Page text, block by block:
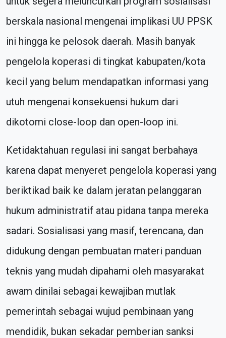
berskala nasional mengenai implikasi UU PPSK
ini hingga ke pelosok daerah. Masih banyak
pengelola koperasi di tingkat kabupaten/kota
kecil yang belum mendapatkan informasi yang
utuh mengenai konsekuensi hukum dari
dikotomi close-loop dan open-loop ini.
Ketidaktahuan regulasi ini sangat berbahaya
karena dapat menyeret pengelola koperasi yang
beriktikad baik ke dalam jeratan pelanggaran
hukum administratif atau pidana tanpa mereka
sadari. Sosialisasi yang masif, terencana, dan
didukung dengan pembuatan materi panduan
teknis yang mudah dipahami oleh masyarakat
awam dinilai sebagai kewajiban mutlak
pemerintah sebagai wujud pembinaan yang
mendidik, bukan sekadar pemberian sanksi